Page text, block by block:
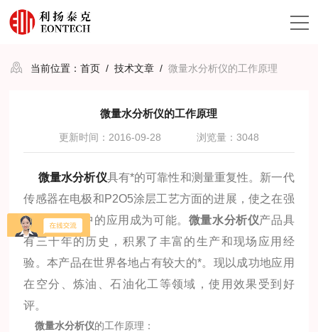
当前位置：首页 /技术文章 /微量水分析仪的工作原理
微量水分析仪的工作原理
更新时间：2016-09-28 浏览量：3048
微量水分析仪具有*的可靠性和测量重复性。新一代
传感器在电极和P2O5涂层工艺方面的进展，使之在强
腐蚀性气体中的应用成为可能。 微量水分析仪产品具
有三十年的历史，积累了丰富的生产和现场应用经
验。本产品在世界各地占有较大的*。现以成功地应用
在空分、炼油、石油化工等领域，使用效果受到好
评。
微量水分析仪的工作原理：